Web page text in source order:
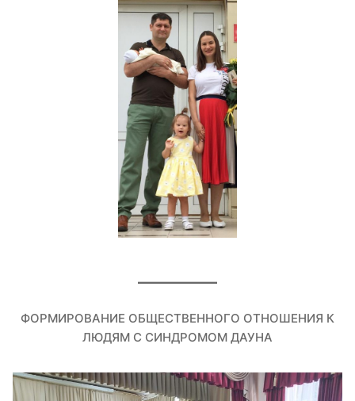
ФОРМИРОВАНИЕ ОБЩЕСТВЕННОГО ОТНОШЕНИЯ К
ЛЮДЯМ С СИНДРОМОМ ДАУНА